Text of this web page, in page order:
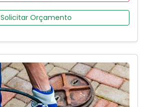
Solicitar Orçamento